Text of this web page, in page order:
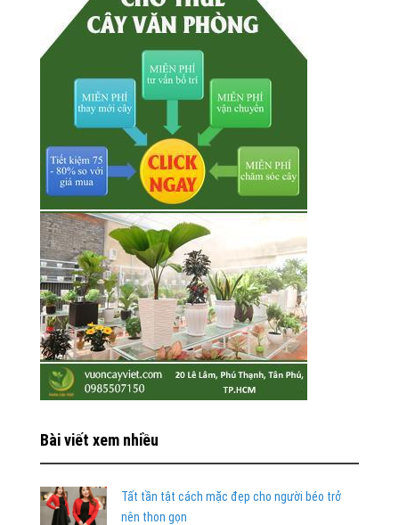
Bài viết xem nhiều
Tất tần tật cách mặc đẹp cho người béo trở
nên thon gọn